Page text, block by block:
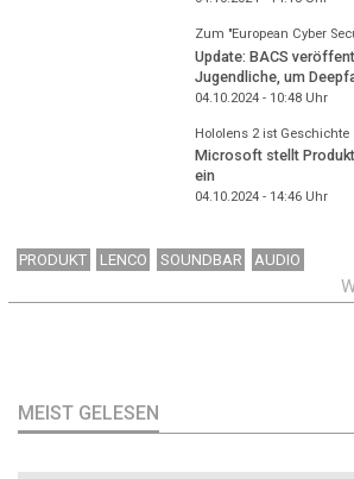
Zum "European Cyber
Update: BACS
Jugendliche, um
04.10.2024 - 10:48Uhr
Hololens 2 ist Geschichte
Microsoft stellt
ein
04.10.2024 - 14:46Uhr
PRODUKT LENCO SOUNDBAR AUDIO
MEIST GELESEN